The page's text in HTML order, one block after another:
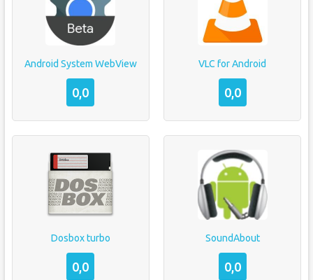
Android System WebView
0,0
VLC for Android
0,0
Dosbox turbo
0,0
SoundAbout
0,0